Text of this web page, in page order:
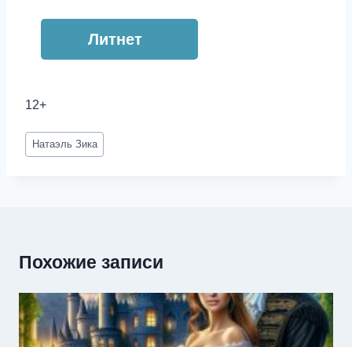
Литнет
12+
Метки
записи:
Натаэль Зика
Похожие записи